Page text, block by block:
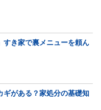
すき家で裏メニューを頼ん
ギがある？家処分の基礎知